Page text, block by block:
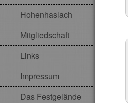
Hohenhaslach
Mitgliedschaft
Links
Impressum
Das Festgelände